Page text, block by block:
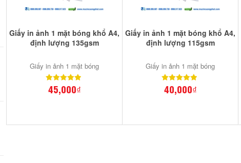
Giấy in ảnh 1 mặt bóng khổ A4,
định lượng 135gsm
Giấy in ảnh 1 mặt bóng
45,000₫
Giấy in ảnh 1 mặt bóng khổ A4,
định lượng 115gsm
Giấy in ảnh 1 mặt bóng
40,000₫